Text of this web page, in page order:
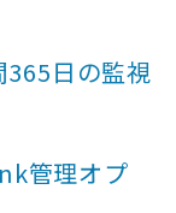
日の監視
管理オプ